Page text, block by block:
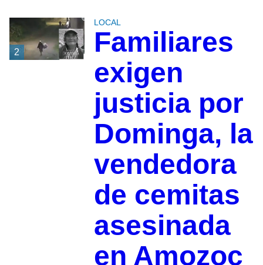
2
LOCAL
Familiares
exigen
justicia por
Dominga, la
vendedora
de cemitas
asesinada
en Amozoc